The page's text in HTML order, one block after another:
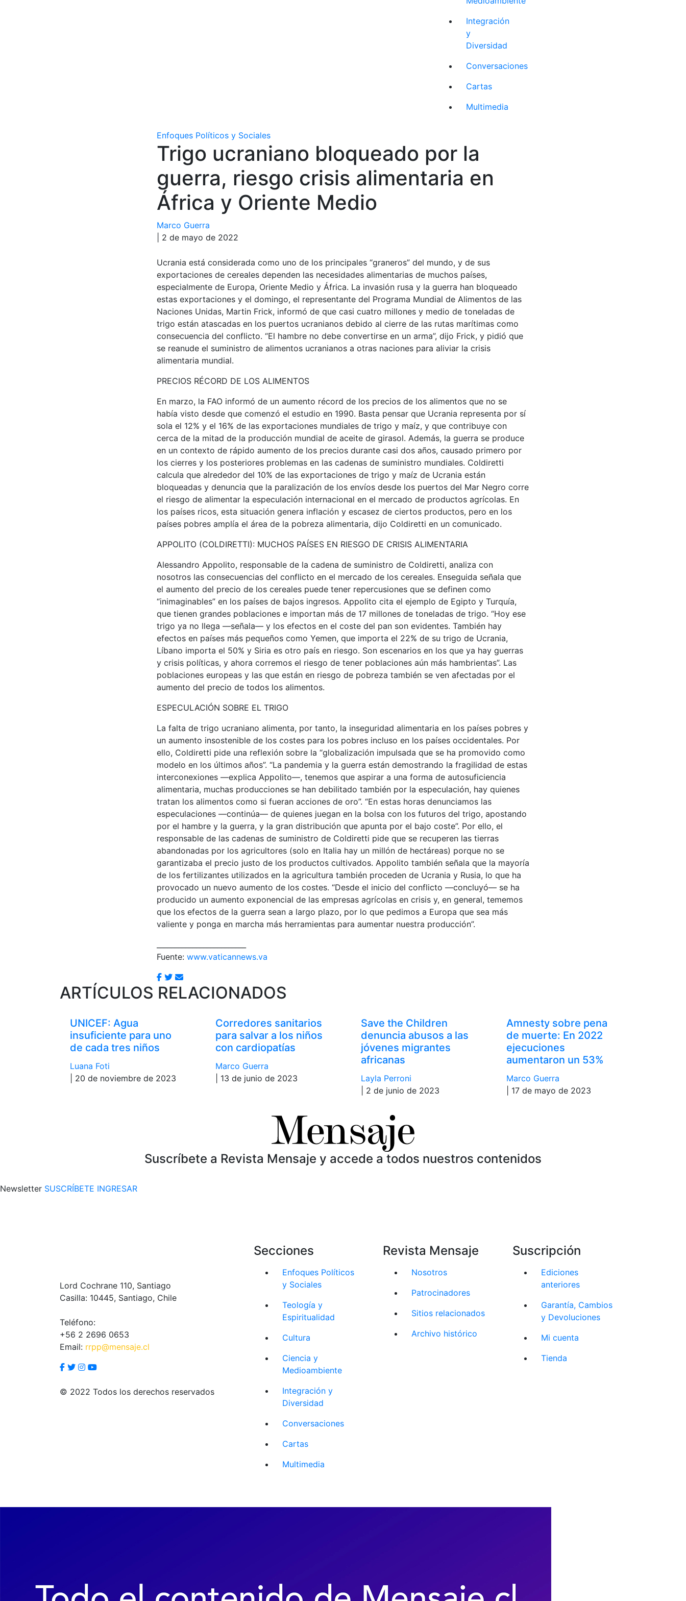
Integración
y
Diversidad
Conversaciones
Cartas
Multimedia
Enfoques Políticos y Sociales
Trigo ucraniano bloqueado por la
guerra, riesgo crisis alimentaria en
África y Oriente Medio
Marco Guerra
| 2 de mayo de 2022
Ucrania está considerada como uno de los principales “graneros” del mundo, y de sus
exportaciones de cereales dependen las necesidades alimentarias de muchos países,
especialmente de Europa, Oriente Medio y África. La invasión rusa y la guerra han bloqueado
estas exportaciones y el domingo, el representante del Programa Mundial de Alimentos de las
Naciones Unidas, Martin Frick, informó de que casi cuatro millones y medio de toneladas de
trigo están atascadas en los puertos ucranianos debido al cierre de las rutas marítimas como
consecuencia del conflicto. “El hambre no debe convertirse en un arma”, dijo Frick, y pidió que
se reanude el suministro de alimentos ucranianos a otras naciones para aliviar la crisis
alimentaria mundial.
PRECIOS RÉCORD DE LOS ALIMENTOS
En marzo, la FAO informó de un aumento récord de los precios de los alimentos que no se
había visto desde que comenzó el estudio en 1990. Basta pensar que Ucrania representa por sí
sola el 12% y el 16% de las exportaciones mundiales de trigo y maíz, y que contribuye con
cerca de la mitad de la producción mundial de aceite de girasol. Además, la guerra se produce
en un contexto de rápido aumento de los precios durante casi dos años, causado primero por
los cierres y los posteriores problemas en las cadenas de suministro mundiales. Coldiretti
calcula que alrededor del 10% de las exportaciones de trigo y maíz de Ucrania están
bloqueadas y denuncia que la paralización de los envíos desde los puertos del Mar Negro corre
el riesgo de alimentar la especulación internacional en el mercado de productos agrícolas. En
los países ricos, esta situación genera inflación y escasez de ciertos productos, pero en los
países pobres amplía el área de la pobreza alimentaria, dijo Coldiretti en un comunicado.
APPOLITO (COLDIRETTI): MUCHOS PAÍSES EN RIESGO DE CRISIS ALIMENTARIA
Alessandro Appolito, responsable de la cadena de suministro de Coldiretti, analiza con
nosotros las consecuencias del conflicto en el mercado de los cereales. Enseguida señala que
el aumento del precio de los cereales puede tener repercusiones que se definen como
“inimaginables” en los países de bajos ingresos. Appolito cita el ejemplo de Egipto y Turquía,
que tienen grandes poblaciones e importan más de 17 millones de toneladas de trigo. “Hoy ese
trigo ya no llega —señala— y los efectos en el coste del pan son evidentes. También hay
efectos en países más pequeños como Yemen, que importa el 22% de su trigo de Ucrania,
Líbano importa el 50% y Siria es otro país en riesgo. Son escenarios en los que ya hay guerras
y crisis políticas, y ahora corremos el riesgo de tener poblaciones aún más hambrientas”. Las
poblaciones europeas y las que están en riesgo de pobreza también se ven afectadas por el
aumento del precio de todos los alimentos.
ESPECULACIÓN SOBRE EL TRIGO
La falta de trigo ucraniano alimenta, por tanto, la inseguridad alimentaria en los países pobres y
un aumento insostenible de los costes para los pobres incluso en los países occidentales. Por
ello, Coldiretti pide una reflexión sobre la “globalización impulsada que se ha promovido como
modelo en los últimos años”. “La pandemia y la guerra están demostrando la fragilidad de estas
interconexiones —explica Appolito—, tenemos que aspirar a una forma de autosuficiencia
alimentaria, muchas producciones se han debilitado también por la especulación, hay quienes
tratan los alimentos como si fueran acciones de oro”. “En estas horas denunciamos las
especulaciones —continúa— de quienes juegan en la bolsa con los futuros del trigo, apostando
por el hambre y la guerra, y la gran distribución que apunta por el bajo coste”. Por ello, el
responsable de las cadenas de suministro de Coldiretti pide que se recuperen las tierras
abandonadas por los agricultores (solo en Italia hay un millón de hectáreas) porque no se
garantizaba el precio justo de los productos cultivados. Appolito también señala que la mayoría
de los fertilizantes utilizados en la agricultura también proceden de Ucrania y Rusia, lo que ha
provocado un nuevo aumento de los costes. “Desde el inicio del conflicto —concluyó— se ha
producido un aumento exponencial de las empresas agrícolas en crisis y, en general, tememos
que los efectos de la guerra sean a largo plazo, por lo que pedimos a Europa que sea más
valiente y ponga en marcha más herramientas para aumentar nuestra producción”.
Fuente: www.vaticannews.va
ARTÍCULOS RELACIONADOS
UNICEF: Agua
insuficiente para uno
de cada tres niños
Luana Foti
| 20 de noviembre de 2023
Corredores sanitarios
para salvar a los niños
con cardiopatías
Marco Guerra
| 13 de junio de 2023
Save the Children
denuncia abusos a las
jóvenes migrantes
africanas
Layla Perroni
| 2 de junio de 2023
Amnesty sobre pena
de muerte: En 2022
ejecuciones
aumentaron un 53%
Marco Guerra
| 17 de mayo de 2023
Suscríbete a Revista Mensaje y accede a todos nuestros contenidos
Newsletter SUSCRÍBETE INGRESAR
Lord Cochrane 110, Santiago
Casilla: 10445, Santiago, Chile
Teléfono:
+56 2 2696 0653
Email: rrpp@mensaje.cl
© 2022 Todos los derechos reservados
Secciones
Enfoques Políticos
y Sociales
Teología y
Espiritualidad
Cultura
Ciencia y
Medioambiente
Integración y
Diversidad
Conversaciones
Cartas
Multimedia
Revista Mensaje
Nosotros
Patrocinadores
Sitios relacionados
Archivo histórico
Suscripción
Ediciones
anteriores
Garantía, Cambios
y Devoluciones
Mi cuenta
Tienda